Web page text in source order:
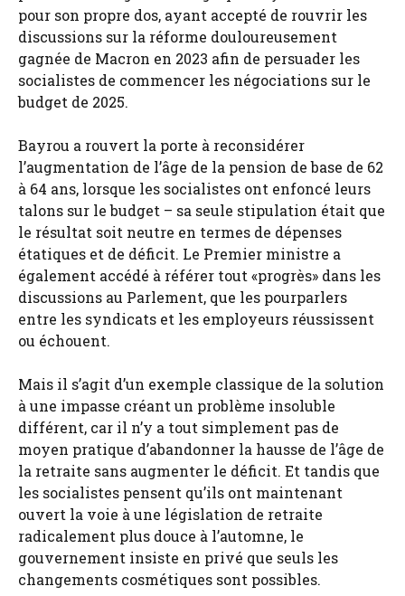
pour son propre dos, ayant accepté de rouvrir les
discussions sur la réforme douloureusement
gagnée de Macron en 2023 afin de persuader les
socialistes de commencer les négociations sur le
budget de 2025.
Bayrou a rouvert la porte à reconsidérer
l’augmentation de l’âge de la pension de base de 62
à 64 ans, lorsque les socialistes ont enfoncé leurs
talons sur le budget – sa seule stipulation était que
le résultat soit neutre en termes de dépenses
étatiques et de déficit. Le Premier ministre a
également accédé à référer tout «progrès» dans les
discussions au Parlement, que les pourparlers
entre les syndicats et les employeurs réussissent
ou échouent.
Mais il s’agit d’un exemple classique de la solution
à une impasse créant un problème insoluble
différent, car il n’y a tout simplement pas de
moyen pratique d’abandonner la hausse de l’âge de
la retraite sans augmenter le déficit. Et tandis que
les socialistes pensent qu’ils ont maintenant
ouvert la voie à une législation de retraite
radicalement plus douce à l’automne, le
gouvernement insiste en privé que seuls les
changements cosmétiques sont possibles.